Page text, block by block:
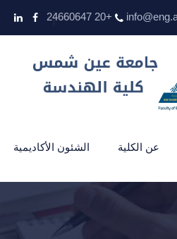
+20 24660647
عن الكلية الشئون الأكاديمية